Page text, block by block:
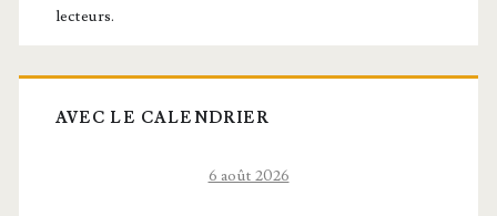
lecteurs.
AVEC LE CALENDRIER
6 août 2026